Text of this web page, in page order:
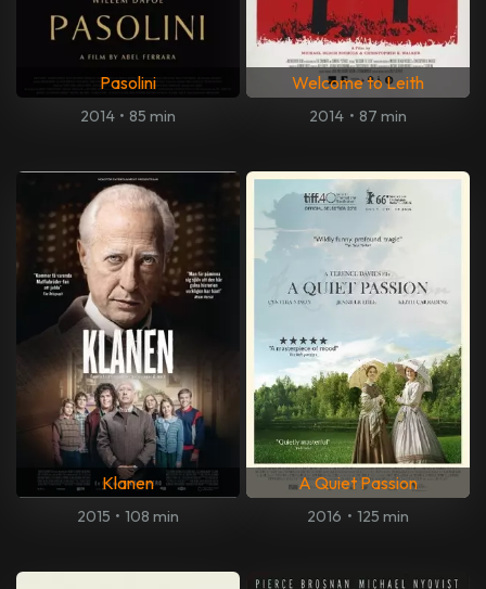
Pasolini
2014 • 85 min
Welcome to Leith
2014 • 87 min
Klanen
2015 • 108 min
A Quiet Passion
2016 • 125 min